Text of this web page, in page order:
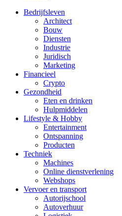
Bedrijfsleven
Architect
Bouw
Diensten
Industrie
Juridisch
Marketing
Financieel
Crypto
Gezondheid
Eten en drinken
Hulpmiddelen
Lifestyle & Hobby
Entertainment
Ontspanning
Producten
Techniek
Machines
Online dienstverlening
Webshops
Vervoer en transport
Autorijschool
Autoverhuur